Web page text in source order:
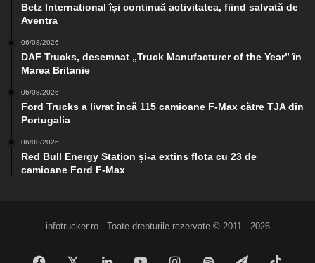
Betz International își continuă activitatea, fiind salvată de
Aventra
06/08/2026
DAF Trucks, desemnat „Truck Manufacturer of the Year” în
Marea Britanie
06/08/2026
Ford Trucks a livrat încă 115 camioane F-Max către TJA din
Portugalia
06/08/2026
Red Bull Energy Station și-a extins flota cu 23 de
camioane Ford F-Max
infotrucker.ro - Toate drepturile rezervate © 2011 - 2026